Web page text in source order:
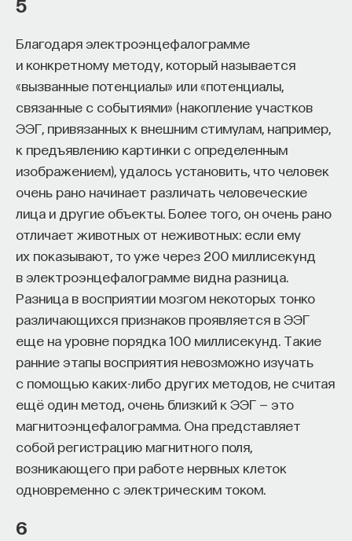
Благодаря электроэнцефалограмме
и конкретному методу, который называется
«вызванные потенциалы» или «потенциалы,
связанные с событиями» (накопление участков
ЭЭГ, привязанных к внешним стимулам, например,
к предъявлению картинки с определенным
изображением), удалось установить, что человек
очень рано начинает различать человеческие
лица и другие объекты. Более того, он очень рано
отличает животных от неживотных: если ему
их показывают, то уже через 200 миллисекунд
в электроэнцефалограмме видна разница.
Разница в восприятии мозгом некоторых тонко
различающихся признаков проявляется в ЭЭГ
еще на уровне порядка 100 миллисекунд. Такие
ранние этапы восприятия невозможно изучать
с помощью каких-либо других методов, не считая
ещё один метод, очень близкий к ЭЭГ — это
магнитоэнцефалограмма. Она представляет
собой регистрацию магнитного поля,
возникающего при работе нервных клеток
одновременно с электрическим током.
6
как будет мыслить элита, как будет устроена
экономика и как в целом будет разворачиваться
общество».
Знание нельзя просто передать
«Сама проблема гораздо старше, чем может
показаться. Если преподаватель выдает задание,
студент перепоручает его нейросети, а потом
просто приносит готовый текст, это лишь делает
Но и привычная университетская схема, в которой
преподаватель что-то рассказал, студент что-то
записал, а затем попытался пересказать это
наизусть, тоже почти не оставляет места для
мысли. Знание не передается в готовом виде —
оно формируется. Нам долго казалось, что
преподаватель может просто хорошо и логично
изложить материал, а студент — зафиксировать
его и затем воспроизвести. Но самый важный
момент происходит потом, когда человек
остается один на один с этим материалом
и пытается что-то с ним сделать. И получается,
что настоящее образование происходит